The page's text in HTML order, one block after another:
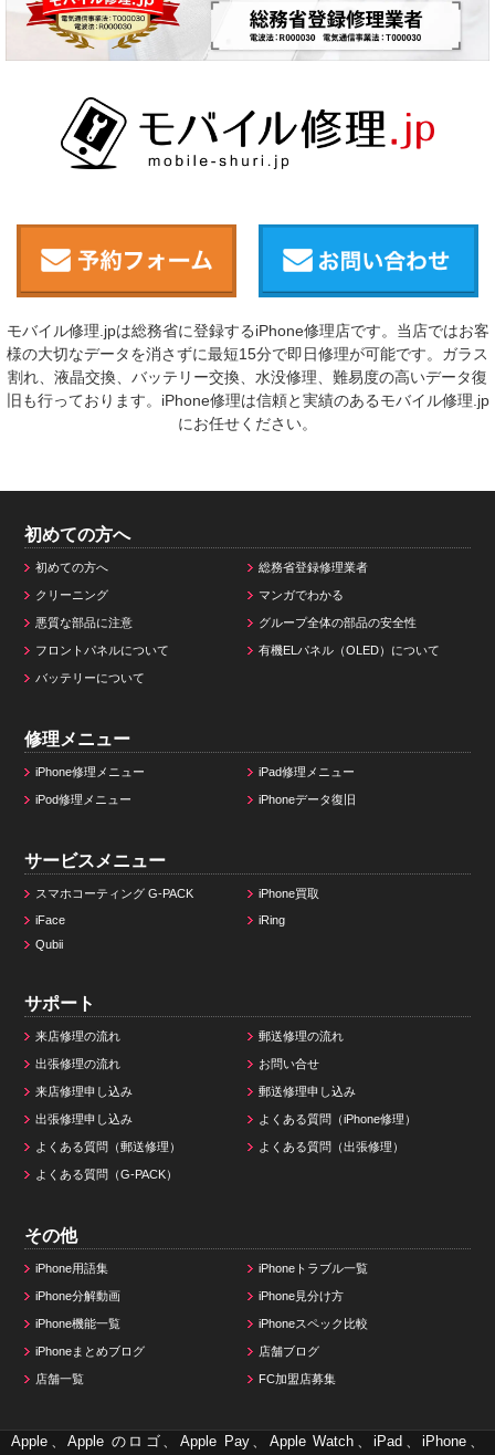
モバイル修理.jpは総務省に登録するiPhone修理店です。当店ではお客
様の大切なデータを消さずに最短15分で即日修理が可能です。ガラス
割れ、液晶交換、バッテリー交換、水没修理、難易度の高いデータ復
旧も行っております。iPhone修理は信頼と実績のあるモバイル修理.jp
にお任せください。
初めての方へ
初めての方へ 総務省登録修理業者
クリーニング マンガでわかる
悪質な部品に注意 グループ全体の部品の安全性
フロントパネルについて 有機ELパネル（OLED）について
バッテリーについて
修理メニュー
iPhone修理メニュー iPad修理メニュー
iPod修理メニュー iPhoneデータ復旧
サービスメニュー
スマホコーティング G-PACK
iPhone買取
iFace
iRing
Qubii
サポート
来店修理の流れ 郵送修理の流れ
出張修理の流れ お問い合せ
来店修理申し込み 郵送修理申し込み
出張修理申し込み よくある質問（iPhone修理）
よくある質問（郵送修理） よくある質問（出張修理）
よくある質問（G-PACK）
その他
iPhone用語集 iPhoneトラブル一覧
iPhone分解動画 iPhone見分け方
iPhone機能一覧 iPhoneスペック比較
iPhoneまとめブログ 店舗ブログ
店舗一覧 FC加盟店募集
Apple、Apple のロゴ、Apple Pay、Apple Watch、iPad、iPhone、